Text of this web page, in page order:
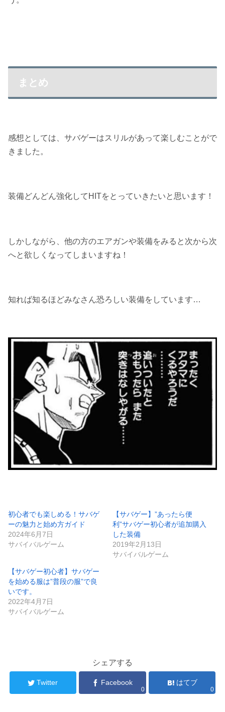
まとめ
感想としては、サバゲーはスリルがあって楽しむことがで
きました。
装備どんどん強化してHITをとっていきたいと思います！
しかしながら、他の方のエアガンや装備をみると次から次
へと欲しくなってしまいますね！
知れば知るほどみなさん恐ろしい装備をしています…
初心者でも楽しめる！サバゲ
ーの魅力と始め方ガイド
2024年6月7日
サバイバルゲーム
【サバゲー】”あったら便
利”サバゲー初心者が追加購入
した装備
2019年2月13日
サバイバルゲーム
【サバゲー初心者】サバゲー
を始める服は”普段の服”で良
いです。
2022年4月7日
サバイバルゲーム
シェアする
Twitter Facebook
0
はてブ
0